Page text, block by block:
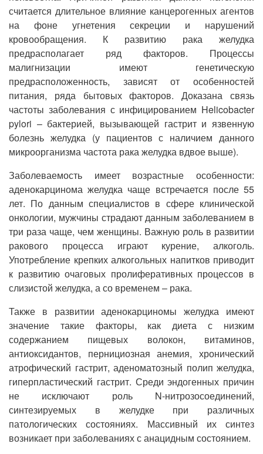
считается длительное влияние канцерогенных агентов
на фоне угнетения секреции и нарушений
кровообращения. К развитию рака желудка
предрасполагает ряд факторов. Процессы
малигнизации имеют генетическую
предрасположенность, зависят от особенностей
питания, ряда бытовых факторов. Доказана связь
частоты заболевания с инфицированием Helicobacter
pylori – бактерией, вызывающей гастрит и язвенную
болезнь желудка (у пациентов с наличием данного
микроорганизма частота рака желудка вдвое выше).
Заболеваемость имеет возрастные особенности:
аденокарцинома желудка чаще встречается после 55
лет. По данным специалистов в сфере клинической
онкологии, мужчины страдают данным заболеванием в
три раза чаще, чем женщины. Важную роль в развитии
ракового процесса играют курение, алкоголь.
Употребление крепких алкогольных напитков приводит
к развитию очаговых пролиферативных процессов в
слизистой желудка, а со временем – рака.
Также в развитии аденокарциномы желудка имеют
значение такие факторы, как диета с низким
содержанием пищевых волокон, витаминов,
антиоксидантов, пернициозная анемия, хронический
атрофический гастрит, аденоматозный полип желудка,
гиперпластический гастрит. Среди эндогенных причин
не исключают роль N-нитрозосоединений,
синтезируемых в желудке при различных
патологических состояниях. Массивный их синтез
возникает при заболеваниях с анацидным состоянием.